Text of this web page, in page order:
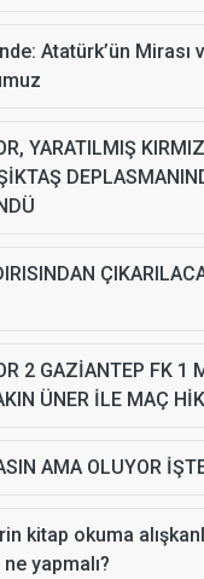
Atatürk’ün Mirası
YARATILMIŞ
2 GAZİANTEP FK 1
ÜNER İLE MAÇ
AMA OLUYOR
kitap okuma
yapmalı?